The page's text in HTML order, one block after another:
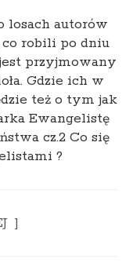
losach autorów
robili po dniu
przyjmowany
Gdzie ich w
też o tym jak
Ewangelistę
cz.2 Co się
?